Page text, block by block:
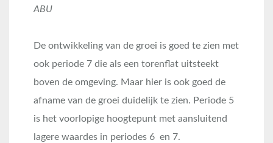
ABU
De ontwikkeling van de groei is goed te zien met
ook periode 7 die als een torenflat uitsteekt
boven de omgeving. Maar hier is ook goed de
afname van de groei duidelijk te zien. Periode 5
is het voorlopige hoogtepunt met aansluitend
lagere waardes in periodes 6 en 7.